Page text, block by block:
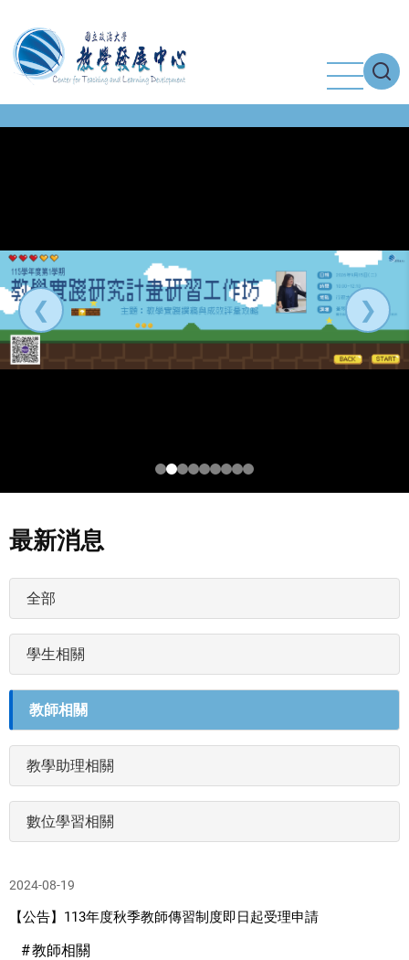
主
❮ ❯
最新消息
最
消
(field_newstags)
全部
學生相關
教師相關
教學助理相關
數位學習相關
2024-08-19
【公告】113年度秋季教師傳習制度即日起受理申請
教師相關